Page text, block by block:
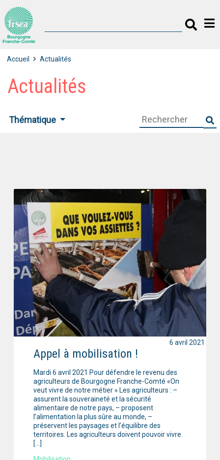
Accueil Actualités
Actualités
Thématique
Appel à mobilisation !
Mardi 6 avril 2021 Pour défendre le revenu des
agriculteurs de Bourgogne Franche-Comté «On
veut vivre de notre métier » Les agriculteurs : –
assurent la souveraineté et la sécurité
alimentaire de notre pays, – proposent
l’alimentation la plus sûre au monde, –
préservent les paysages et l’équilibre des
territoires. Les agriculteurs doivent pouvoir vivre
[…]
6 avril 2021